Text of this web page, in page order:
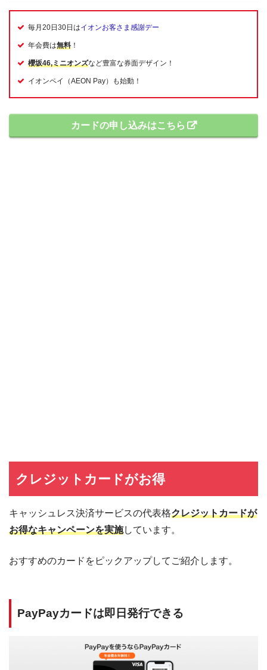
毎月20日30日はイオンお客さま感謝デー
年会費は無料 ！
櫻坂46,ミニオンズなど豊富な券面デザイン！
イオンペイ（AEON Pay）も始動！
カードの申し込みはこちら
クレジットカードがお得
キャッシュレス決済サービスの代表格クレジットカードが
お得なキャンペーンを実施しています。
おすすめのカードをピックアップしてご紹介します。
PayPayカードは即日発行できる